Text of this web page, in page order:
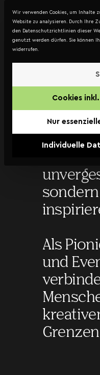
Gestalte
Bei Jack
Als
und
DATENSCHUTZ
Wir verwenden Cookies, um Inhalte
Website zu analysieren. Durch Ihre
den Datenschutzrichtlinien dieser
genutzt werden dürfen. Sie können
widerrufen.
Cookies
Nur
Individuelle